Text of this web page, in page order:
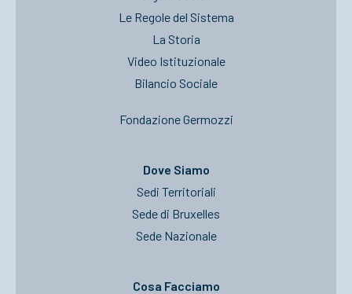
Le Regole del Sistema
La Storia
Video Istituzionale
Bilancio Sociale
Fondazione Germozzi
Dove Siamo
Sedi Territoriali
Sede di Bruxelles
Sede Nazionale
Cosa Facciamo